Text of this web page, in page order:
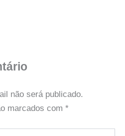
não será publicado.
marcados com *